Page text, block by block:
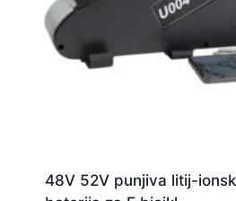
48V 52V punjiva litij-